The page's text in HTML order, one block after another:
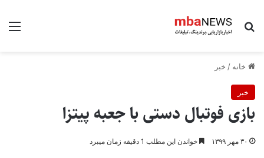
جستجو برای
خانه / خبر
خبر
بازی فوتبال دستی با جعبه پیتزا
۳۰ مهر ۱۳۹۹ خواندن این مطلب 1 دقیقه زمان میبرد